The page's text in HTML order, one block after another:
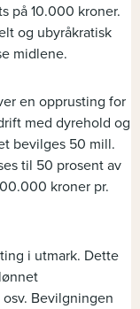
på 10.000 kroner.
og ubyråkratisk
midlene.
en opprusting for
med dyrehold og
bevilges 50 mill.
til 50 prosent av
kroner pr.
i utmark. Dette
Bevilgningen